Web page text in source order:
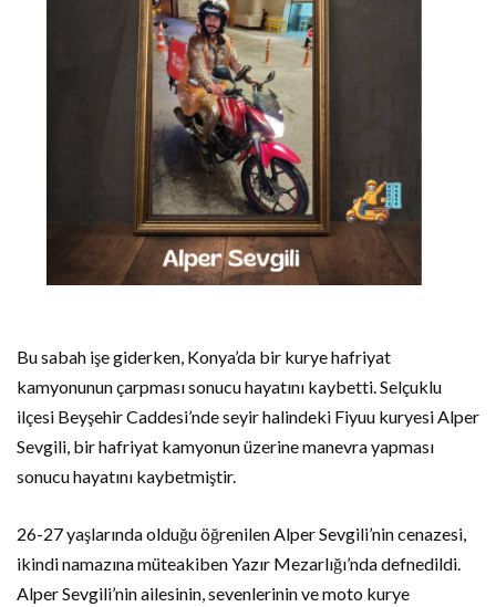
Bu sabah işe giderken, Konya’da bir kurye hafriyat
kamyonunun çarpması sonucu hayatını kaybetti. Selçuklu
ilçesi Beyşehir Caddesi’nde seyir halindeki Fiyuu kuryesi Alper
Sevgili, bir hafriyat kamyonun üzerine manevra yapması
sonucu hayatını kaybetmiştir.
26-27 yaşlarında olduğu öğrenilen Alper Sevgili’nin cenazesi,
ikindi namazına müteakiben Yazır Mezarlığı’nda defnedildi.
Alper Sevgili’nin ailesinin, sevenlerinin ve moto kurye